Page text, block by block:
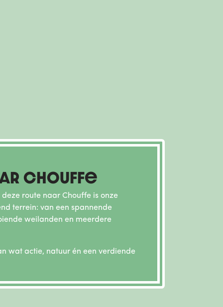
Chouffe
route naar Chouffe is onze
terrein: van een spannende
weilanden en meerdere
wat actie, natuur én een verdiende